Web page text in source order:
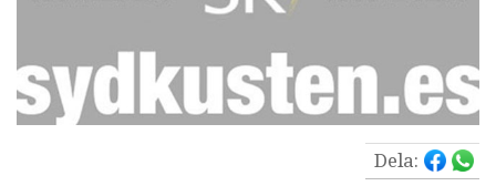
Dela: